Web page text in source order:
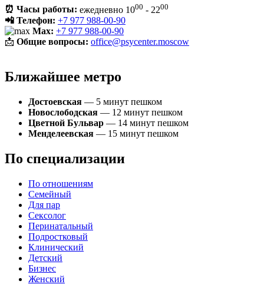
⏰ Часы работы: ежедневно 1000 - 2200
📲 Телефон: +7 977 988-00-90
Max: +7 977 988-00-90
📩 Общие вопросы: office@psycenter.moscow
Ближайшее метро
Достоевская — 5 минут пешком
Новослободская — 12 минут пешком
Цветной Бульвар — 14 минут пешком
Менделеевская — 15 минут пешком
По специализации
По отношениям
Семейный
Для пар
Сексолог
Перинатальный
Подростковый
Клинический
Детский
Бизнес
Женский